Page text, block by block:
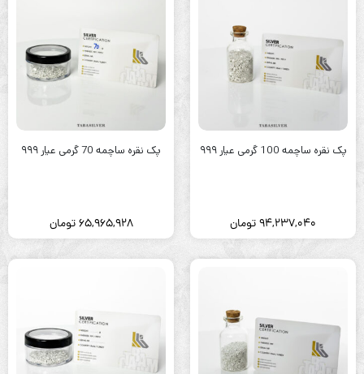
پک نقره ساچمه 100 گرمی عیار ۹۹۹
94,237,040تومان
پک نقره ساچمه 70 گرمی عیار ۹۹۹
65,965,928 تومان